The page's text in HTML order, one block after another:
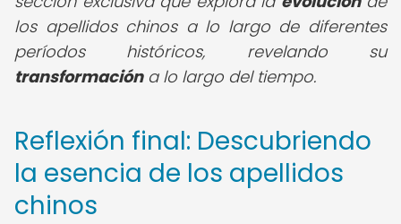
los apellidos chinos a lo largo de diferentes
períodos históricos, revelando su
transformacióna lo largo del tiempo.
Reflexión final: Descubriendo
la esencia de los apellidos
chinos